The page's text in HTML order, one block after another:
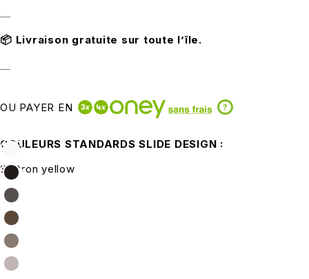
—
📦 Livraison gratuite sur toute l’île.
—
OU PAYER EN ?
COULEURS STANDARDS SLIDE DESIGN
Saffron yellow